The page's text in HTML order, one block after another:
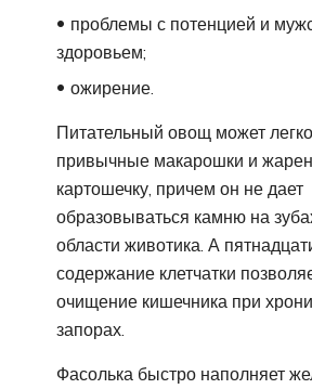
проблемы с потенцией и
здоровьем;
ожирение.
Питательный овощ может
привычные макарошки и
картошечку, причем он не дает
образовываться камню на
области животика. А
содержание клетчатки
очищение кишечника при
запорах.
Фасолька быстро наполняет